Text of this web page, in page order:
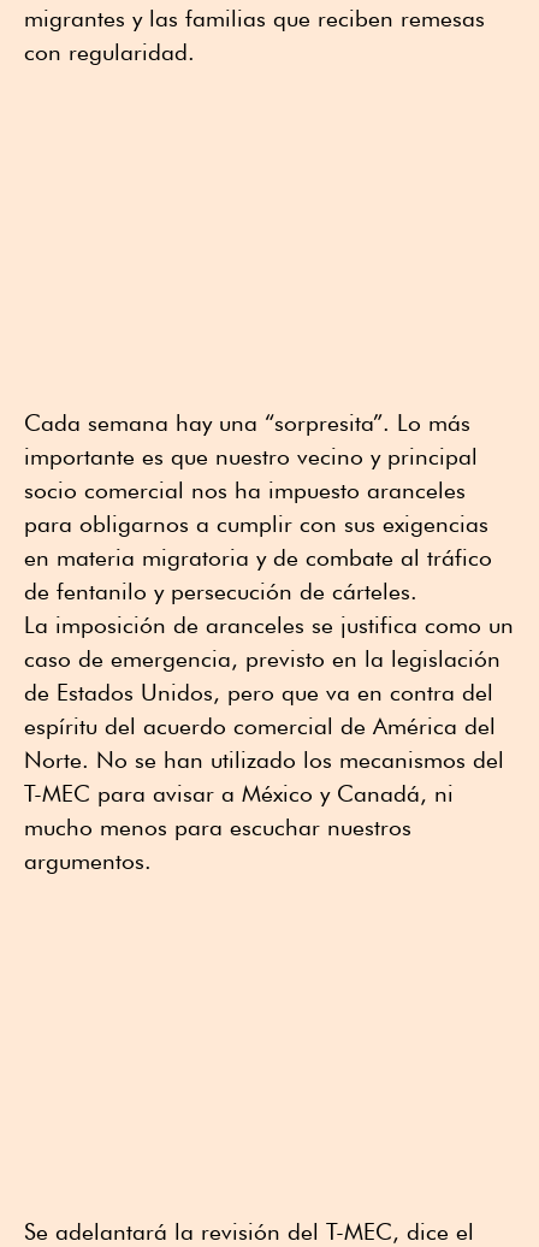
migrantes y las familias que reciben remesas
con regularidad.
Cada semana hay una “sorpresita”. Lo más
importante es que nuestro vecino y principal
socio comercial nos ha impuesto aranceles
para obligarnos a cumplir con sus exigencias
en materia migratoria y de combate al tráfico
de fentanilo y persecución de cárteles.
La imposición de aranceles se justifica como un
caso de emergencia, previsto en la legislación
de Estados Unidos, pero que va en contra del
espíritu del acuerdo comercial de América del
Norte. No se han utilizado los mecanismos del
T-MEC para avisar a México y Canadá, ni
mucho menos para escuchar nuestros
argumentos.
Se adelantará la revisión del T-MEC, dice el